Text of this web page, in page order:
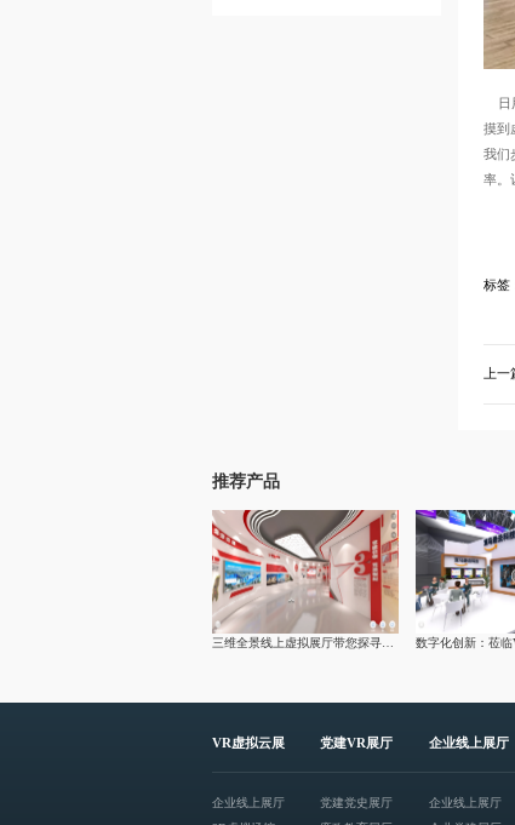
日
摸到
我们
率。
标签
上一
推荐产品
VR虚拟云展
企业线上展厅
党建VR展厅
党建党史展厅
企业线上展厅
企业线上展厅